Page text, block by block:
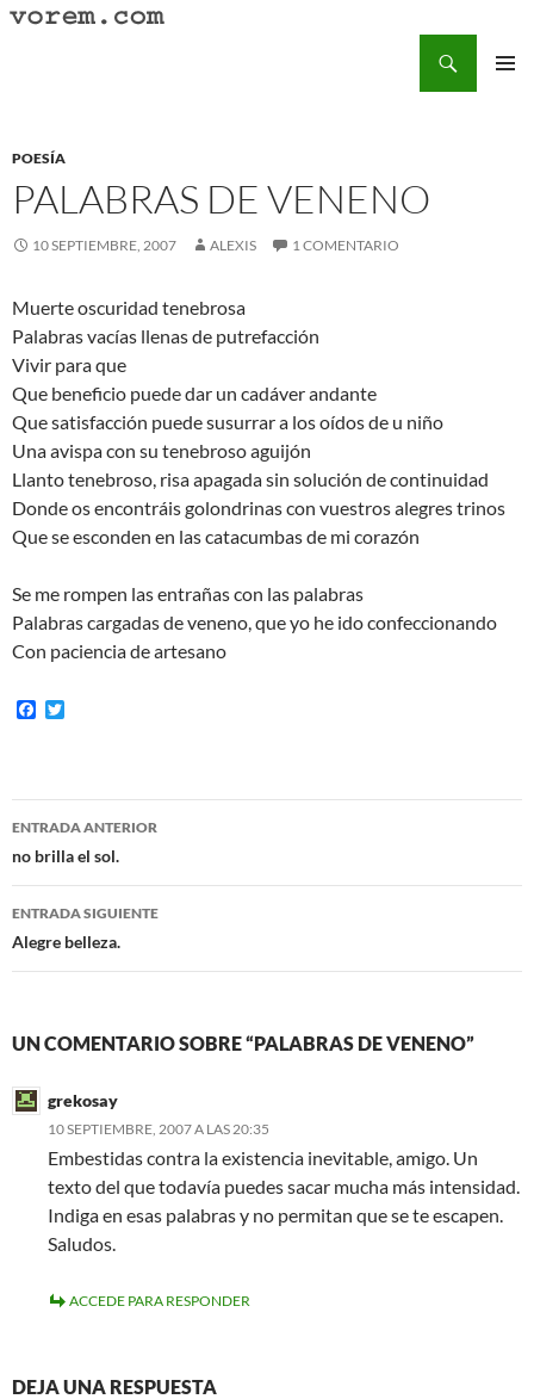
Saltar
POESÍA
PALABRAS DE VENENO
10 SEPTIEMBRE, 2007 ALEXIS 1 COMENTARIO
Muerte oscuridad tenebrosa
Palabras vacías llenas de putrefacción
Vivir para que
Que beneficio puede dar un cadáver andante
Que satisfacción puede susurrar a los oídos de u niño
Una avispa con su tenebroso aguijón
Llanto tenebroso, risa apagada sin solución de continuidad
Donde os encontráis golondrinas con vuestros alegres trinos
Que se esconden en las catacumbas de mi corazón
Se me rompen las entrañas con las palabras
Palabras cargadas de veneno, que yo he ido confeccionando
Con paciencia de artesano
F
o
o
e
r
Navegación
de
entradas
ENTRADA ANTERIOR
no brilla el sol.
ENTRADA SIGUIENTE
Alegre belleza.
UN COMENTARIO SOBRE “PALABRAS DE VENENO”
grekosay
10 SEPTIEMBRE, 2007 A LAS 20:35
Embestidas contra la existencia inevitable, amigo. Un
texto del que todavía puedes sacar mucha más intensidad.
Indiga en esas palabras y no permitan que se te escapen.
Saludos.
ACCEDE PARA RESPONDER
DEJA UNA RESPUESTA